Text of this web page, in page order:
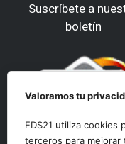
Suscríbete a
boletín
Valoramos tu
EDS21 utiliza cookies
terceros para mejorar